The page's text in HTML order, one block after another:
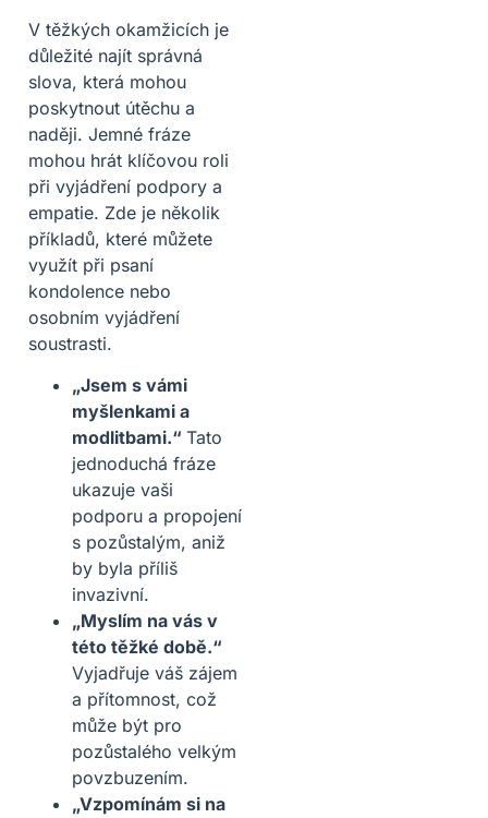
V těžkých okamžicích je
důležité najít správná
slova, která mohou
poskytnout útěchu a
naději. Jemné fráze
mohou hrát klíčovou roli
při vyjádření podpory a
empatie. Zde je několik
příkladů, které můžete
využít při psaní
kondolence nebo
osobním vyjádření
soustrasti.
„Jsem s vámi
myšlenkami a
modlitbami.“ Tato
jednoduchá fráze
ukazuje vaši
podporu a propojení
s pozůstalým, aniž
by byla příliš
invazivní.
„Myslím na vás v
této těžké době.“
Vyjadřuje váš zájem
a přítomnost, což
může být pro
pozůstalého velkým
povzbuzením.
„Vzpomínám si na